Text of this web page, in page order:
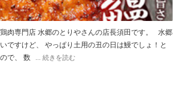
肉専門店 水郷のとりやさんの店長須田です。 水郷
ですけど、 やっぱり土用の丑の日は鰻でしょ！と
で、 数
... 続きを読む